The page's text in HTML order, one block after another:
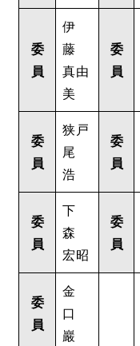
委
員
伊
藤
真由
美
委
員
委
員
狭戸
尾
浩
委
員
委
員
下
森
宏昭
委
員
委
員
金
口
巖